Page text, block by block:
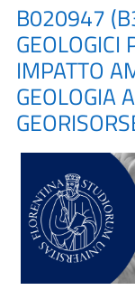
B020947
GEOLOGICI
IMPATTO
GEOLOGIA